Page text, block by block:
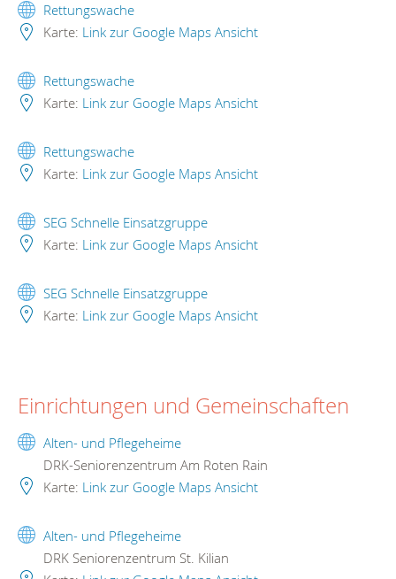
Rettungswache
Karte: Link zur Google Maps Ansicht
Rettungswache
Karte: Link zur Google Maps Ansicht
Rettungswache
Karte: Link zur Google Maps Ansicht
SEG Schnelle Einsatzgruppe
Karte: Link zur Google Maps Ansicht
SEG Schnelle Einsatzgruppe
Karte: Link zur Google Maps Ansicht
Einrichtungen und Gemeinschaften
Alten- und Pflegeheime
DRK-Seniorenzentrum Am Roten Rain
Karte: Link zur Google Maps Ansicht
Alten- und Pflegeheime
DRK Seniorenzentrum St. Kilian